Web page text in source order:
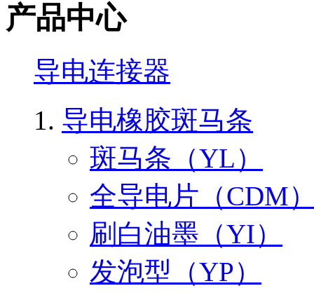
产品中心
导电连接器
导电橡胶斑马条
斑马条（YL）
全导电片（CDM
刷白油墨（YI）
发泡型（YP）